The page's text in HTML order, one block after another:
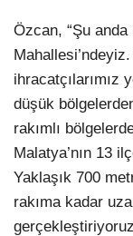
Özcan, “Şu
ihracatçılarımız
düşük
rakımlı
Malatya’nın 13
Yaklaşık 700
rakıma kadar